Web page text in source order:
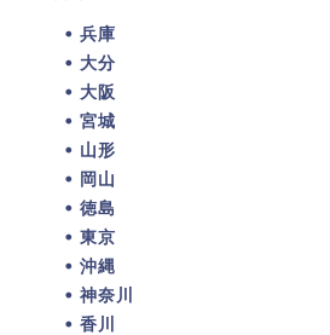
兵庫
大分
大阪
宮城
山形
岡山
徳島
東京
沖縄
神奈川
香川